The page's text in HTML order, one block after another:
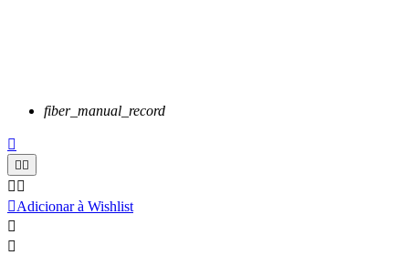
fiber_manual_record

 
 
Adicionar à Wishlist

